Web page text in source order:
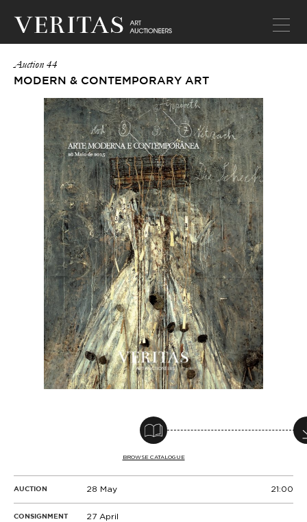
Auction 44
MODERN & CONTEMPORARY ART
BROWSE CATALOGUE
AUCTION 28 May 21:00
CONSIGNMENT 27 April